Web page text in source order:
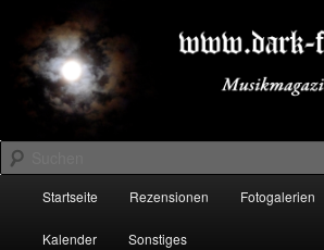
primären
Inhalt
springen
sekundären
Inhalt
springenDARK-FESTIVALS.DE
Suchen
Startseite Rezensionen Fotogalerien
Kalender Sonstiges